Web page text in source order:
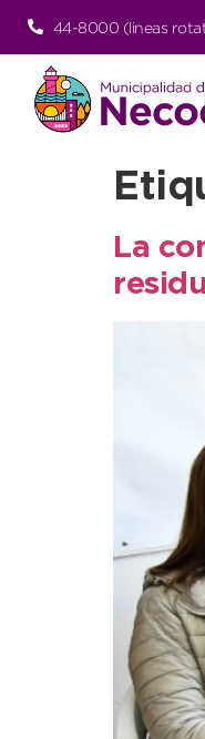
44-8000 (lineas
La